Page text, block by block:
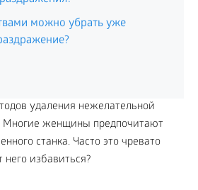
можно убрать уже
удаления нежелательной
Многие женщины предпочитают
станка. Часто это чревато
избавиться?